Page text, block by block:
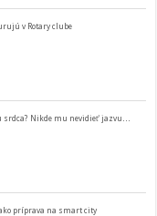
v Rotary clube
srdca? Nikde mu nevidieť jazvu…
príprava na smart city